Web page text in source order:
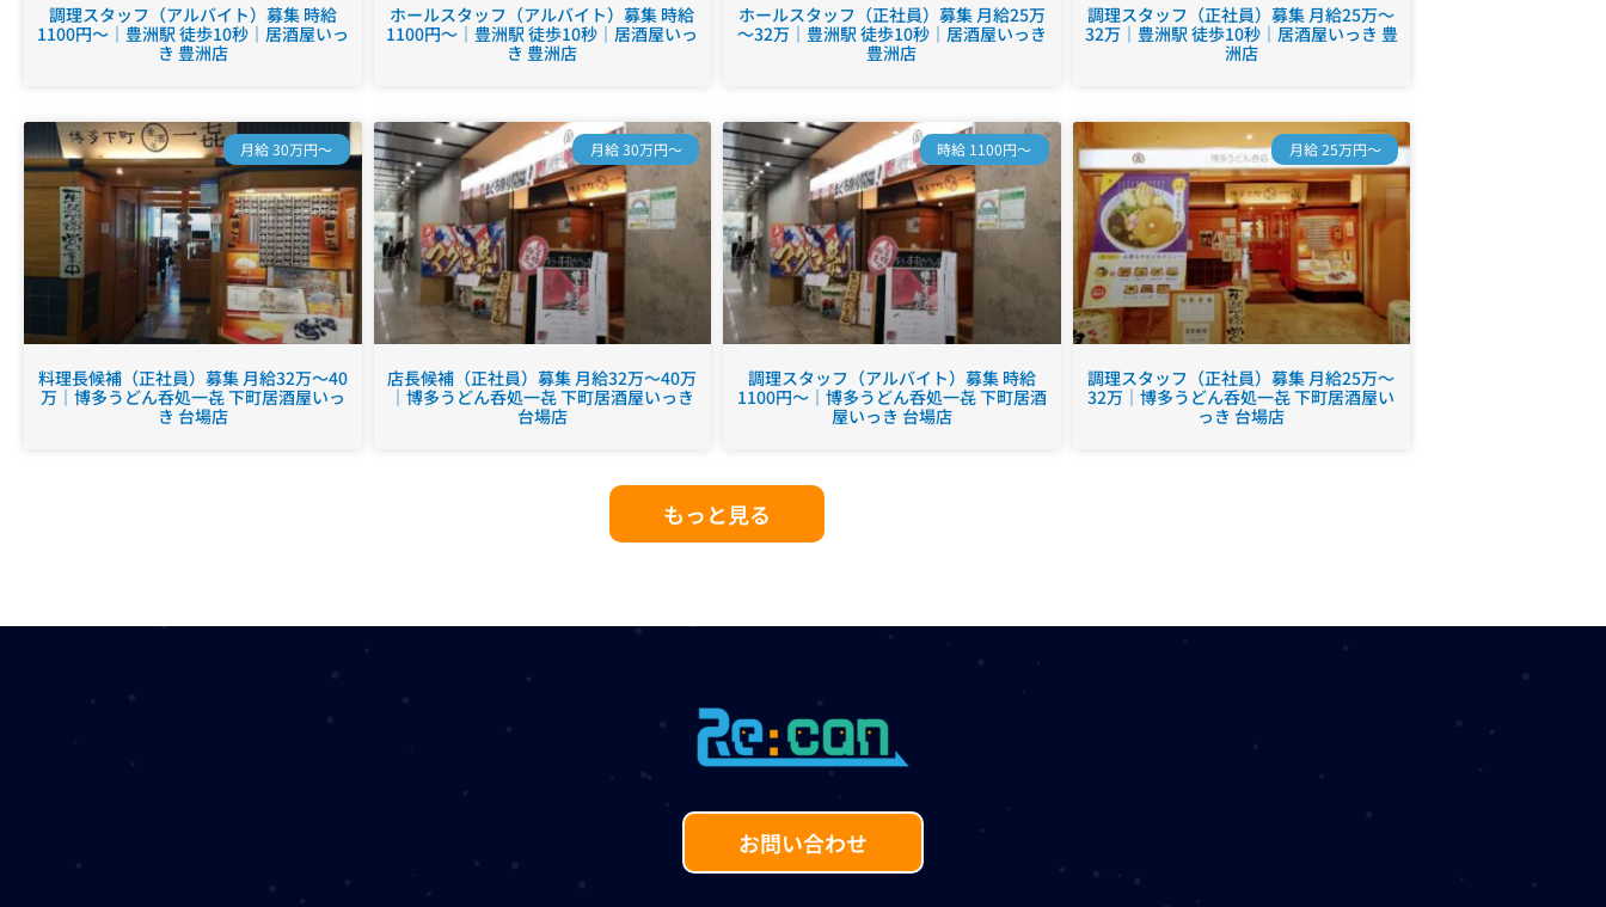
調理スタッフ（アルバイト）募集 時給
1100円～｜豊洲駅 徒歩10秒｜居酒屋いっ
き 豊洲店
ホールスタッフ（アルバイト）募集 時給
1100円～｜豊洲駅 徒歩10秒｜居酒屋いっ
き 豊洲店
ホールスタッフ（正社員）募集 月給25万
～32万｜豊洲駅 徒歩10秒｜居酒屋いっき
豊洲店
調理スタッフ（正社員）募集 月給25万～
32万｜豊洲駅 徒歩10秒｜居酒屋いっき 豊
洲店
月給 30万円～
料理長候補（正社員）募集 月給32万～40
万｜博多うどん呑処一㐂 下町居酒屋いっ
き 台場店
月給 30万円～
店長候補（正社員）募集 月給32万～40万
｜博多うどん呑処一㐂 下町居酒屋いっき
台場店
時給 1100円～
調理スタッフ（アルバイト）募集 時給
1100円～｜博多うどん呑処一㐂 下町居酒
屋いっき 台場店
月給 25万円～
調理スタッフ（正社員）募集 月給25万～
32万｜博多うどん呑処一㐂 下町居酒屋い
っき 台場店
もっと見る
お問い合わせ